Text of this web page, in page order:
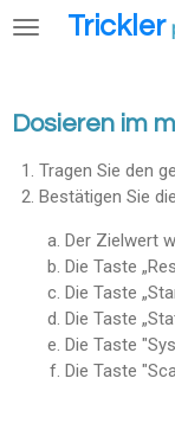
Zum
Trickler
Dosieren im
Tragen Sie den
Bestätigen Sie
Der Zielwert
Die Taste
Die Taste
Die Taste
Die Taste
Die Taste